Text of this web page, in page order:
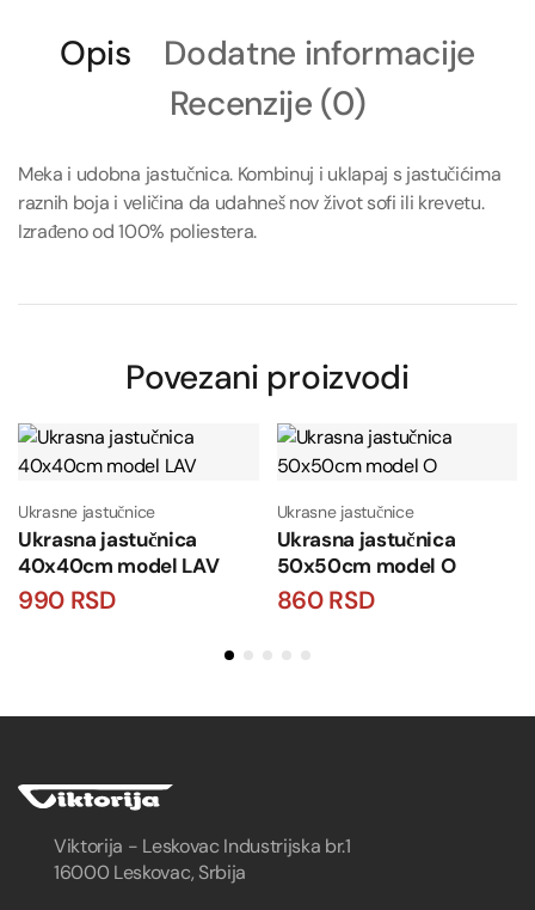
Opis
Dodatne informacije
Recenzije (0)
Meka i udobna jastučnica. Kombinuj i uklapaj s jastučićima
raznih boja i veličina da udahneš nov život sofi ili krevetu.
Izrađeno od 100% poliestera.
Povezani proizvodi
Ukrasne jastučnice
Ukrasna jastučnica
40x40cm model LAV
990 RSD
Ukrasne jastučnice
Ukrasna jastučnica
50x50cm model O
860RSD
Viktorija - Leskovac Industrijska br.1
16000 Leskovac, Srbija